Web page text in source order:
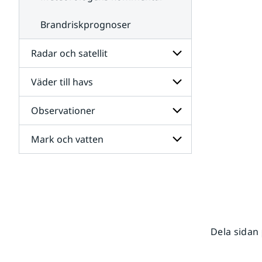
Brandriskprognoser
Radar och satellit
Undersidor
för
Radar
och
satellit
Väder till havs
Undersidor
för
Väder
till
havs
Observationer
Undersidor
för
Mark och vatten
Dela sidan